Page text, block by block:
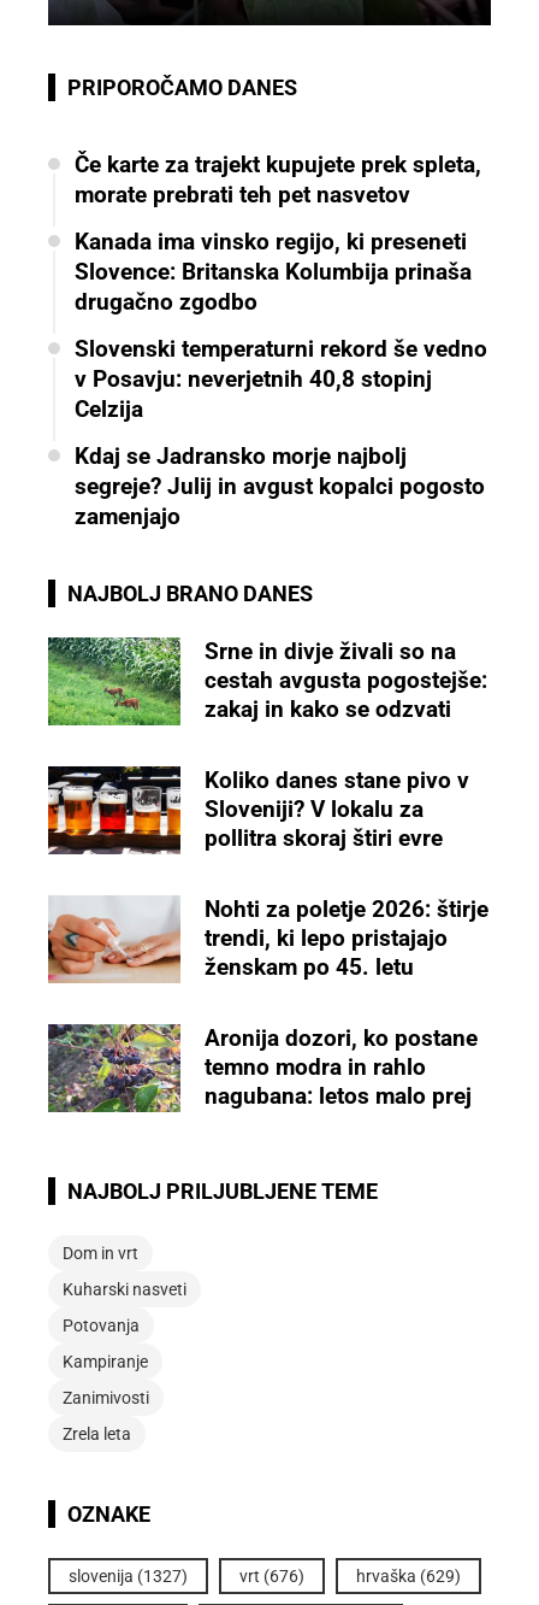
PRIPOROČAMO DANES
Če karte za trajekt kupujete prek spleta,
morate prebrati teh pet nasvetov
Kanada ima vinsko regijo, ki preseneti
Slovence: Britanska Kolumbija prinaša
drugačno zgodbo
Slovenski temperaturni rekord še vedno
v Posavju: neverjetnih 40,8 stopinj
Celzija
Kdaj se Jadransko morje najbolj
segreje? Julij in avgust kopalci pogosto
zamenjajo
NAJBOLJ BRANO DANES
Srne in divje živali so na
cestah avgusta pogostejše:
zakaj in kako se odzvati
Koliko danes stane pivo v
Sloveniji? V lokalu za
pollitra skoraj štiri evre
Nohti za poletje 2026: štirje
trendi, ki lepo pristajajo
ženskam po 45. letu
Aronija dozori, ko postane
temno modra in rahlo
nagubana: letos malo prej
NAJBOLJ PRILJUBLJENE TEME
Dom in vrt
Kuharski nasveti
Potovanja
Kampiranje
Zanimivosti
Zrela leta
OZNAKE
slovenija (1327) vrt (676) hrvaška (629)